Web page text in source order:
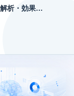
アクセス解析・効果測定